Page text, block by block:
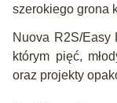
szerokiego grona
Nuova R2S/Easy
którym pięć,
oraz projekty